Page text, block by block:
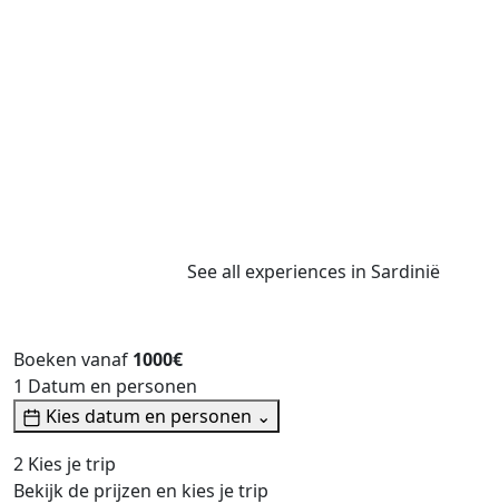
See all experiences in Sardinië
Boeken vanaf 1000€
1 Datum en personen
Kies datum en personen ⌄
2 Kies je trip
Bekijk de prijzen en kies je trip